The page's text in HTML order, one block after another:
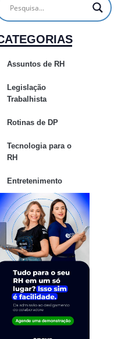
Assuntos de RH
Legislação
Trabalhista
Rotinas de DP
Tecnologia para o
RH
Entretenimento